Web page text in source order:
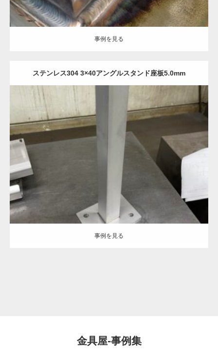
事例を見る
ステンレス304 3×40アングルスタンド座板5.0mm
Category: ステンレス-#400(研磨) 建築金物 フレーム加工 板金加工
事例を見る
金具屋-事例集